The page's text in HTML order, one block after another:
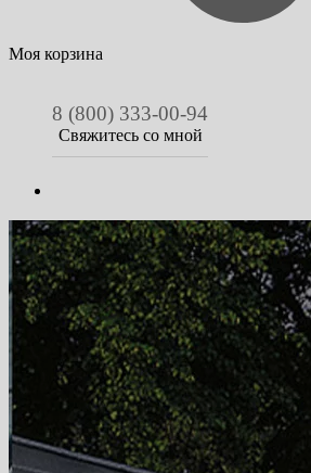
Моя корзина
8 (800) 333-00-94
Свяжитесь со мной